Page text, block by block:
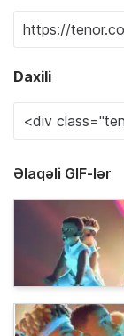
Daxili
Əlaqəli GIF-lər